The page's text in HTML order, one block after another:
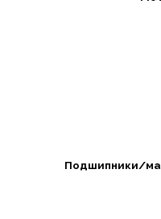
Подшипники/